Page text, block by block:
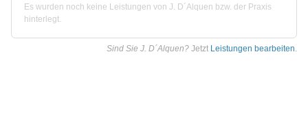
Es wurden noch keine Leistungen von J. D´Alquen bzw. der Praxis
hinterlegt.
Sind Sie J. D´Alquen? Jetzt Leistungen bearbeiten.